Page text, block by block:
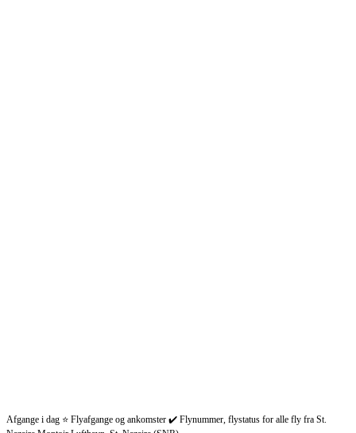
Afgange i dag ⭐ Flyafgange og ankomster ✔️ Flynummer, flystatus for alle fly fra St.